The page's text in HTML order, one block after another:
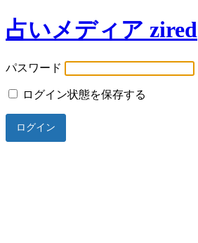
占いメディア zired
パスワード
ログイン状態を保存する